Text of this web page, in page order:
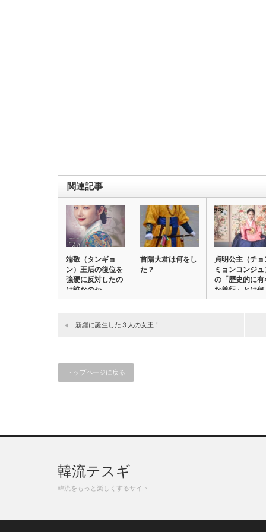
関連記事
端敬（タンギョ
ン）王后の復位を
強硬に反対したの
は誰なのか
首陽大君は何をし
た？
貞明公主（チョ
ミョンコンジュ
の「歴史的に有
な善行」とは何
か…
新羅に誕生した３人の女王！
トップページに戻る
韓流テスギ
韓流をもっと楽しくするサイト